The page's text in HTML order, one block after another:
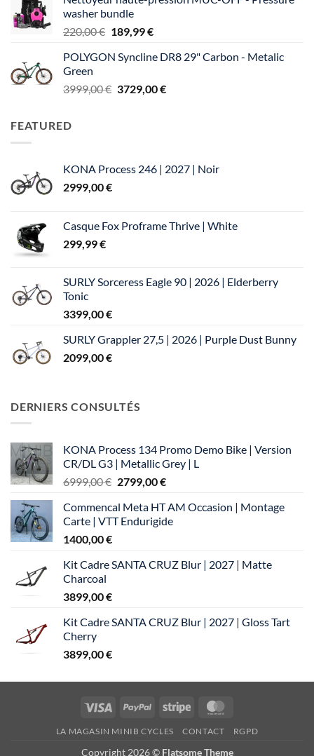
était :
4199,00 €.
washer bundle
220,00€ Le
initial
220,00 €.
189,99€Le
actuel
189,99 €.
POLYGON Syncline DR8 29" Carbon - Metalic
Green
3999,00€ Le
3729,00€Le
FEATURED
KONA Process 246 | 2027 | Noir
2999,00€
Casque Fox Proframe Thrive | White
299,99€
SURLY Sorceress Eagle 90 | 2026 | Elderberry
Tonic
3399,00€
SURLY Grappler 27,5 | 2026 | Purple Dust Bunny
2099,00€
DERNIERS CONSULTÉS
KONA Process 134 Promo Demo Bike | Version
CR/DL G3 | Metallic Grey | L
6999,00€ Le
initial
était :
2799,00€Le
actuel
est :
Commencal Meta HT AM Occasion | Montage
Carte | VTT Endurigide
1400,00€
Kit Cadre SANTA CRUZ Blur | 2027 | Matte
Charcoal
3899,00€
Kit Cadre SANTA CRUZ Blur | 2027 | Gloss Tart
Cherry
3899,00€
Visa PayPal Stripe
LA MAGASIN MINIB CYCLES CONTACT RGPD
Copyright 2026 © Flatsome Theme